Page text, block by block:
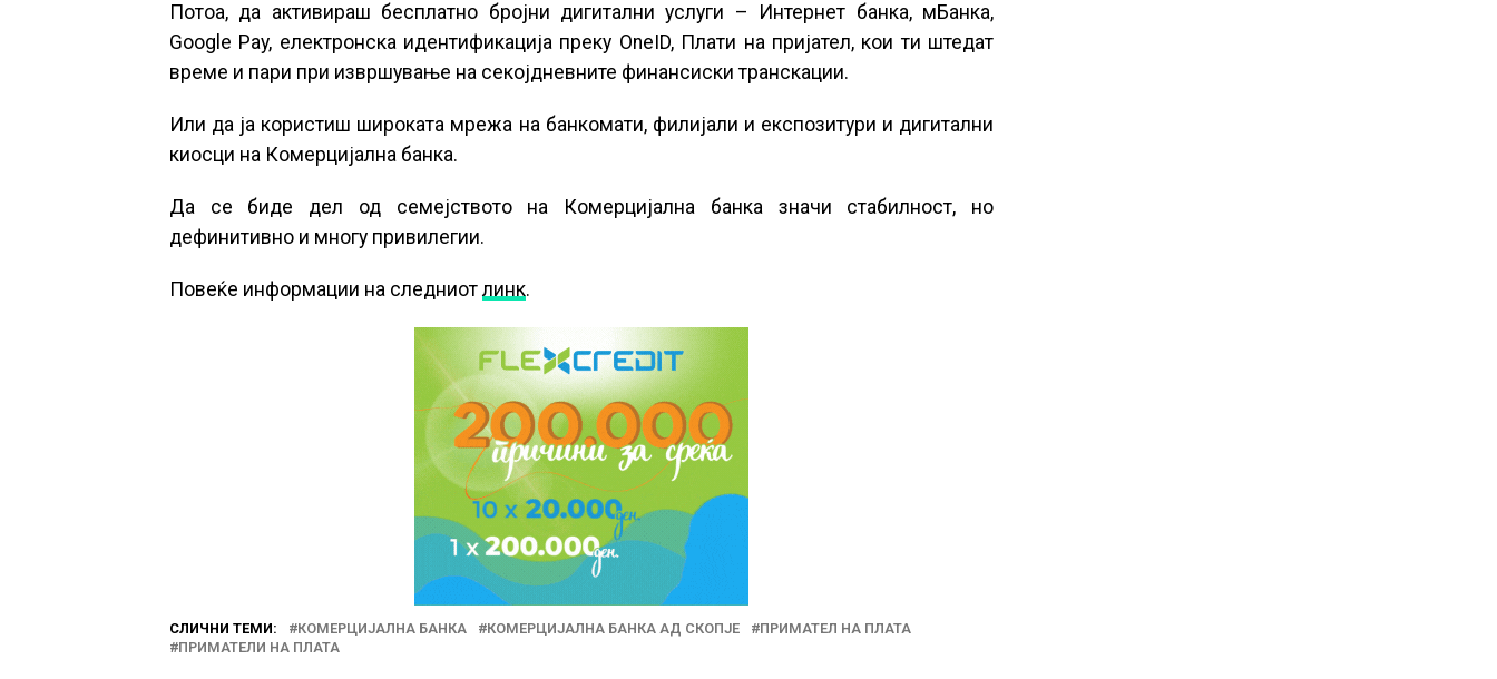
Потоа, да активираш бесплатно бројни дигитални услуги – Интернет банка, мБанка,
Google Pay, електронска идентификација преку OneID, Плати на пријател, кои ти штедат
време и пари при извршување на секојдневните финансиски транскации.
Или да ја користиш широката мрежа на банкомати, филијали и експозитури и дигитални
киосци на Комерцијална банка.
Да се биде дел од семејството на Комерцијална банка значи стабилност, но
дефинитивно и многу привилегии.
Повеќе информации на следниот линк.
СЛИЧНИ ТЕМИ: КОМЕРЦИЈАЛНА БАНКА КОМЕРЦИЈАЛНА БАНКА АД СКОПЈЕ
ПРИМАТЕЛ НА ПЛАТА
ПРИМАТЕЛИ НА ПЛАТА